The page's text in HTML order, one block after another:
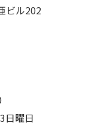
ビル202
日曜日